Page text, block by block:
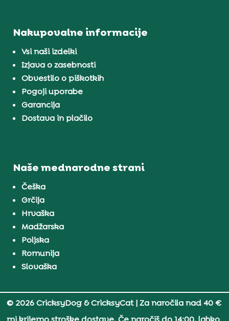
Nakupovalne informacije
Vsi naši izdelki
Izjava o zasebnosti
Obvestilo o piškotkih
Pogoji uporabe
Garancija
Dostava in plačilo
Naše mednarodne strani
Češka
Grčija
Hrvaška
Madžarska
Poljska
Romunija
Slovaška
© 2026 CricksyDog & CricksyCat| Za naročila nad 40 €